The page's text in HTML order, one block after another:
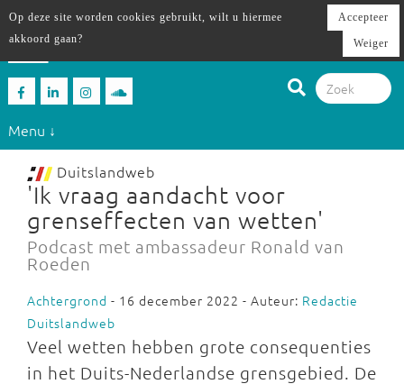
Menu ↓
Duitslandweb
'Ik vraag aandacht voor
grenseffecten van wetten'
Podcast met ambassadeur Ronald van
Roeden
Achtergrond - 16 december 2022 - Auteur: Redactie
Duitslandweb
Veel wetten hebben grote consequenties
in het Duits-Nederlandse grensgebied. De
Op deze site worden cookies gebruikt, wilt u hiermee
akkoord gaan?
Accepteer
Weiger